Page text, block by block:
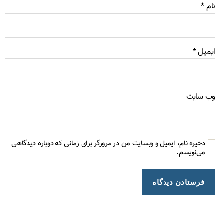
*
*
سایت
ذخیره نام، ایمیل و وبسایت من در مرورگر برای زمانی که دوباره دیدگاهی
می‌نویسم.